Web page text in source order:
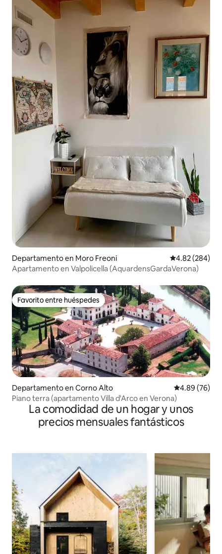
Departamento en Moro Freoni Calificación
4.82 (284)
Apartamento en Valpolicella (AquardensGardaVerona)
Favorito entre huéspedes
Favorito entre huéspedes
Departamento en Corno Alto Calificación
4.89 (76)
Piano terra (apartamento Villa d'Arco en Verona)
La comodidad de un hogar y unos
precios mensuales fantásticos